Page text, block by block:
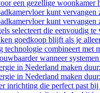
een gezellige woonkamer
kunt vervangen
kunt vervangen
selecteert die eenvoudig te
goedkoop blijft als je
technologie combineert met
wanneer
in Nederland maken
in Nederland maken
inrichting die perfect past